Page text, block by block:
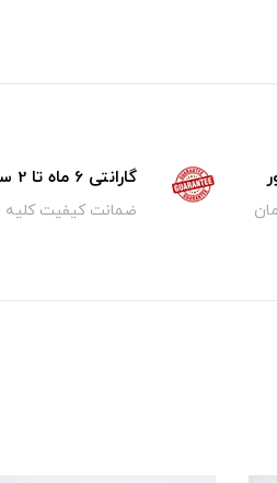
گارانتی 6 ماه تا 2 سال
ضمانت کیفیت